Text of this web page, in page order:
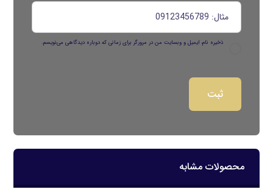
ذخیره نام، ایمیل و وبسایت من در مرورگر برای زمانی که دوباره دیدگاهی می‌نویسم.
محصولات مشابه